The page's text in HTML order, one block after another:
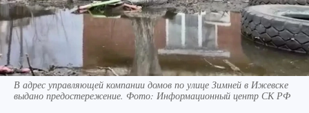
В адрес управляющей компании домов по улице Зимней в Ижевске
выдано предостережение. Фото: Информационный центр СК РФ